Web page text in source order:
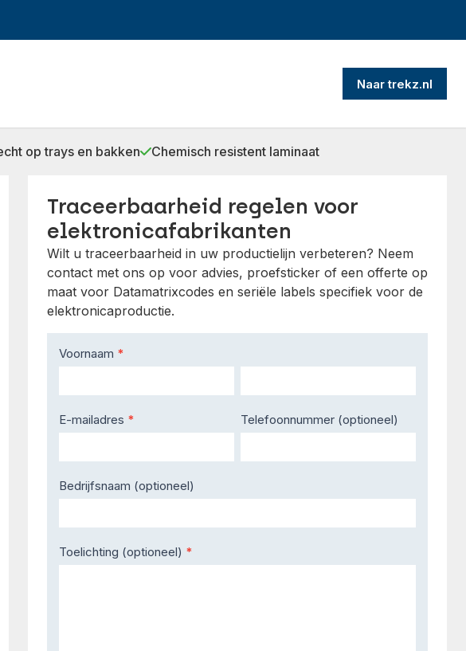
Naar trekz.nl
op trays en bakken Chemisch resistent laminaat
Traceerbaarheid regelen voor
elektronicafabrikanten
Wilt u traceerbaarheid in uw productielijn verbeteren? Neem
contact met ons op voor advies, proefsticker of een offerte op
maat voor Datamatrixcodes en seriële labels specifiek voor de
elektronicaproductie.
Contact
Us
Voornaam *
E-mailadres * Telefoonnummer (optioneel)
Bedrijfsnaam (optioneel)
Toelichting (optioneel) *